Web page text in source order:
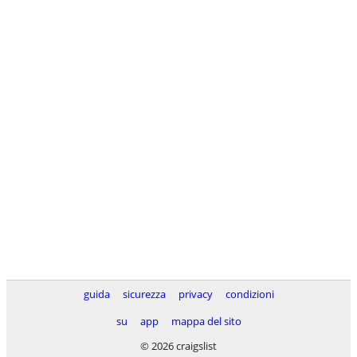
guida sicurezza privacy
condizioni
su
app
mappa del sito
© 2026 craigslist